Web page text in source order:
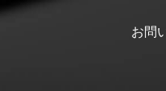
お問